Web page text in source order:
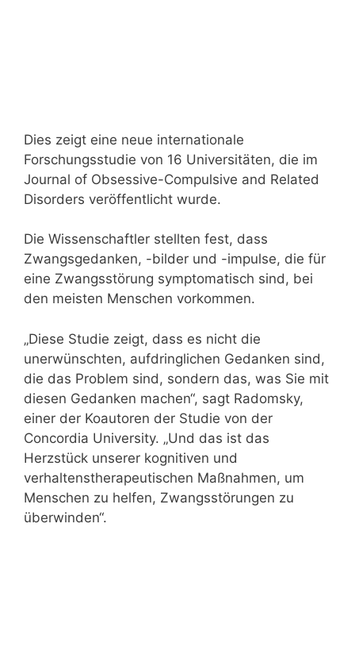
Dies zeigt eine neue internationale
Forschungsstudie von 16 Universitäten, die im
Journal of Obsessive-Compulsive and Related
Disorders veröffentlicht wurde.
Die Wissenschaftler stellten fest, dass
Zwangsgedanken, -bilder und -impulse, die für
eine Zwangsstörung symptomatisch sind, bei
den meisten Menschen vorkommen.
„Diese Studie zeigt, dass es nicht die
unerwünschten, aufdringlichen Gedanken sind,
die das Problem sind, sondern das, was Sie mit
diesen Gedanken machen“, sagt Radomsky,
einer der Koautoren der Studie von der
Concordia University. „Und das ist das
Herzstück unserer kognitiven und
verhaltenstherapeutischen Maßnahmen, um
Menschen zu helfen, Zwangsstörungen zu
überwinden“.